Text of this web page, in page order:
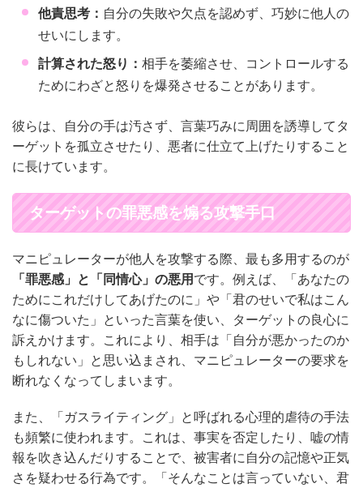
他責思考： 自分の失敗や欠点を認めず、巧妙に他人の
せいにします。
計算された怒り： 相手を萎縮させ、コントロールする
ためにわざと怒りを爆発させることがあります。
彼らは、自分の手は汚さず、言葉巧みに周囲を誘導してタ
ーゲットを孤立させたり、悪者に仕立て上げたりすること
に長けています。
ターゲットの罪悪感を煽る攻撃手口
マニピュレーターが他人を攻撃する際、最も多用するのが
「罪悪感」と「同情心」の悪用 です。例えば、「あなたの
ためにこれだけしてあげたのに」や「君のせいで私はこん
なに傷ついた」といった言葉を使い、ターゲットの良心に
訴えかけます。これにより、相手は「自分が悪かったのか
もしれない」と思い込まされ、マニピュレーターの要求を
断れなくなってしまいます。
また、「ガスライティング」と呼ばれる心理的虐待の手法
も頻繁に使われます。これは、事実を否定したり、嘘の情
報を吹き込んだりすることで、被害者に自分の記憶や正気
さを疑わせる行為です。「そんなことは言っていない、君